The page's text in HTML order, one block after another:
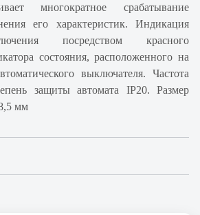
срабатывание
его характеристик. Индикация
посредством красного
состояния, расположенного на
выключателя. Частота
защиты автомата IP20. Размер
мм